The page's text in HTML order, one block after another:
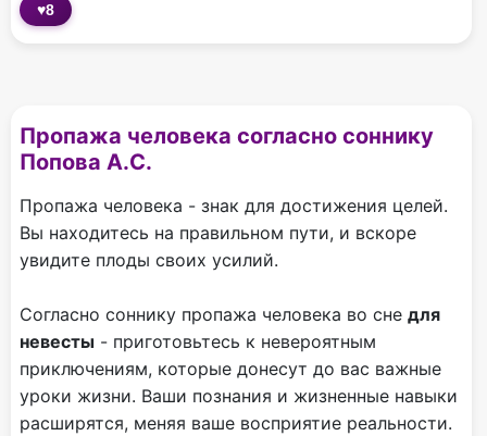
♥8
Пропажа человека согласно соннику
Попова А.С.
Пропажа человека - знак для достижения целей.
Вы находитесь на правильном пути, и вскоре
увидите плоды своих усилий.
Согласно соннику пропажа человека во сне для
невесты - приготовьтесь к невероятным
приключениям, которые донесут до вас важные
уроки жизни. Ваши познания и жизненные навыки
расширятся, меняя ваше восприятие реальности.